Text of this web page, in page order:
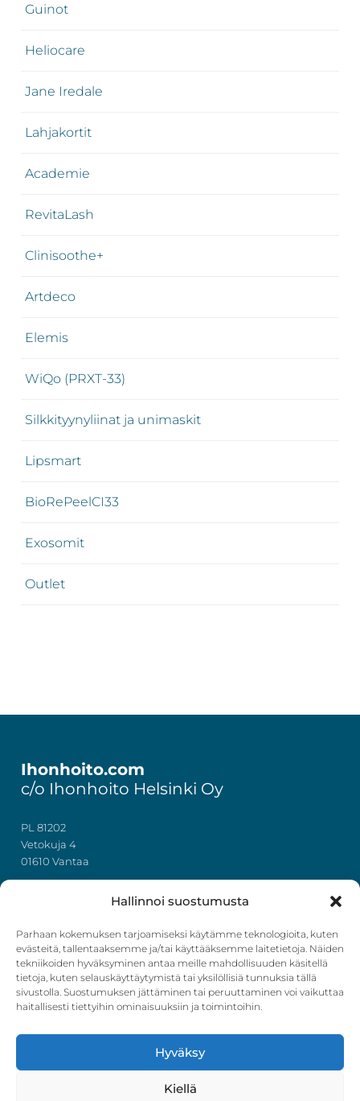
Hallinnoi suostumusta
Parhaan kokemuksen tarjoamiseksi käytämme teknologioita, kuten
evästeitä, tallentaaksemme ja/tai käyttääksemme laitetietoja. Näiden
tekniikoiden hyväksyminen antaa meille mahdollisuuden käsitellä
tietoja, kuten selauskäyttäytymistä tai yksilöllisiä tunnuksia tällä
sivustolla. Suostumuksen jättäminen tai peruuttaminen voi vaikuttaa
haitallisesti tiettyihin ominaisuuksiin ja toimintoihin.
Hyväksy
Kiellä
Guinot
Heliocare
Jane Iredale
Lahjakortit
Academie
RevitaLash
Clinisoothe+
Artdeco
Elemis
WiQo (PRXT-33)
Silkkityynyliinat ja unimaskit
Lipsmart
BioRePeelCI33
Exosomit
Outlet
Ihonhoito.com
c/o Ihonhoito Helsinki Oy
PL 81202
Vetokuja 4
01610 Vantaa
info@ihonhoito.com
Facebook Instagram
Verkkokauppa